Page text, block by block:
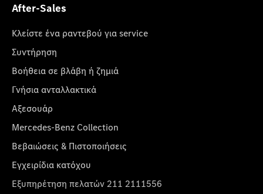
After-Sales
Κλείστε ένα ραντεβού για service
Συντήρηση
Βοήθεια σε βλάβη ή ζημιά
Γνήσια ανταλλακτικά
Αξεσουάρ
Mercedes-Benz Collection
Βεβαιώσεις & Πιστοποιήσεις
Εγχειρίδια κατόχου
Εξυπηρέτηση πελατών 211 2111556